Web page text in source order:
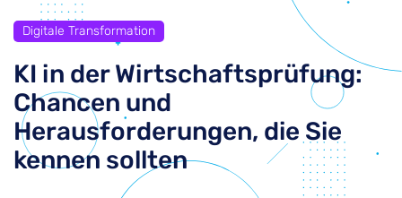
Digitale Transformation
KI in der Wirtschaftsprüfung:
Chancen und
Herausforderungen, die Sie
kennen sollten